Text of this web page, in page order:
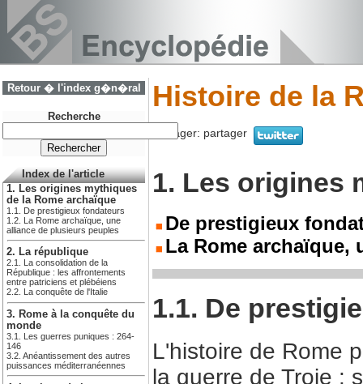
Retour � l'index g�n�ral
Recherche
Index de l'article
1. Les origines mythiques
de la Rome archaïque
1.1. De prestigieux fondateurs
1.2. La Rome archaïque, une
alliance de plusieurs peuples
2. La république
2.1. La consolidation de la
République : les affrontements
entre patriciens et plébéiens
2.2. La conquête de l'Italie
3. Rome à la conquête du
monde
3.1. Les guerres puniques : 264-
146
3.2. Anéantissement des autres
puissances méditerranéennes
Histoire de la
Partager: partager
1. Les origines
De prestigieux
La Rome archaïque,
1.1. De
L'histoire de Rome
la guerre de Troie :